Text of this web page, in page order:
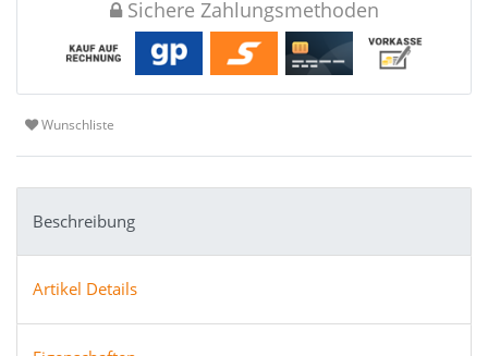
Sichere Zahlungsmethoden
Wunschliste
Beschreibung
Artikel Details